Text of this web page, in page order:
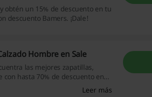
obtén un 15% de descuento en tu
descuento Bamers. ¡Dale!
Hombre en Sale
las mejores zapatillas,
hasta 70% de descuento en
Leer más